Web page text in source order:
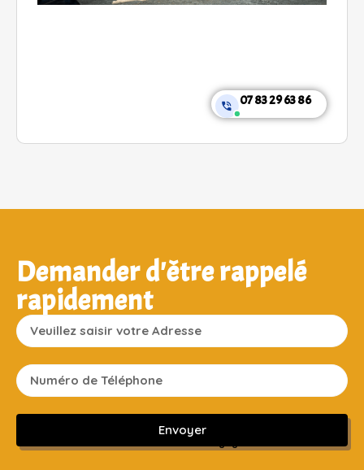
07 83 29 63 86
Demander d'être rappelé
rapidement
Envoyer
Sans engagement ni frais cachés